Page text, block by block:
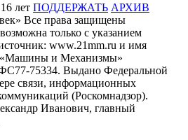
ПОДДЕРЖАТЬ АРХИВ
Все права защищены
только с указанием
www.21mm.ru и имя
«Машины и Механизмы»
75334. Выдано Федеральной
связи, информационных
(Роскомнадзор).
Иванович, главный